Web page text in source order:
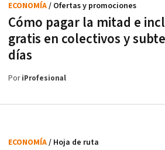
Cómo pagar la mitad e
gratis en colectivos y
días
ECONOMÍA/ Ofertas y promociones
PoriProfesional
ECONOMÍA/ Hoja de ruta